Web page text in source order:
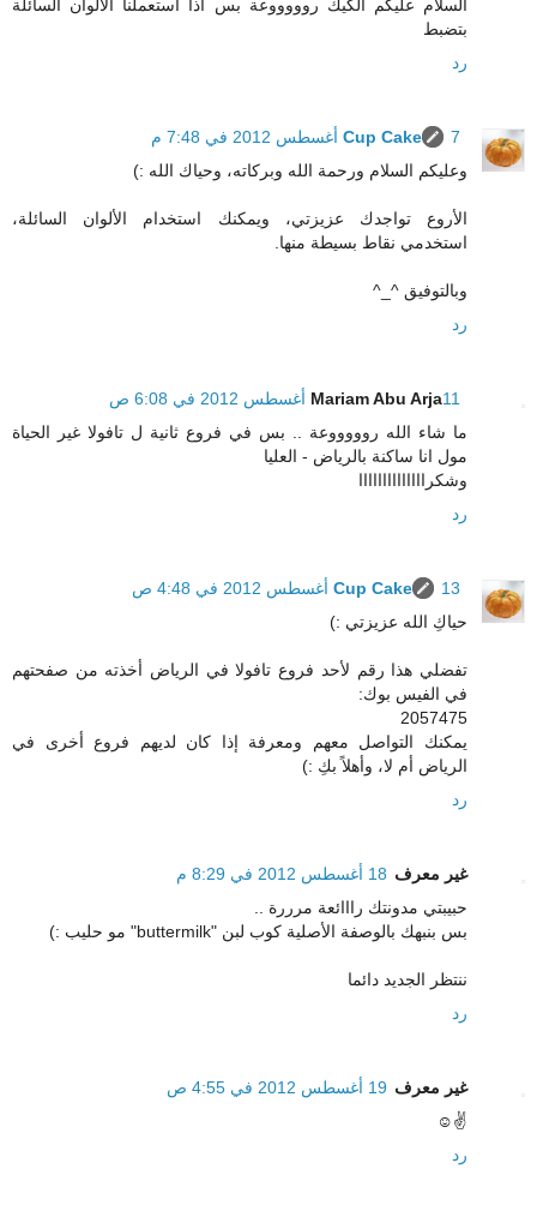
السلام عليكم الكيك روووووعة بس اذا استعملنا الالوان السائلة
بتضبط
رد
Cup Cake
7 أغسطس 2012 في 7:48 م
وعليكم السلام ورحمة الله وبركاته، وحياك الله :)
الأروع تواجدك عزيزتي، ويمكنك استخدام الألوان السائلة،
استخدمي نقاط بسيطة منها.
وبالتوفيق ^_^
رد
Mariam Abu Arja11 أغسطس 2012 في 6:08 ص
ما شاء الله روووووعة .. بس في فروع ثانية ل تافولا غير الحياة
مول انا ساكنة بالرياض - العليا
وشكراااااااااااااا
رد
Cup Cake
13 أغسطس 2012 في 4:48 ص
حياكِ الله عزيزتي :)
تفضلي هذا رقم لأحد فروع تافولا في الرياض أخذته من صفحتهم
في الفيس بوك:
2057475
يمكنك التواصل معهم ومعرفة إذا كان لديهم فروع أخرى في
الرياض أم لا، وأهلاً بكِ :)
رد
غير معرف 18 أغسطس 2012 في 8:29 م
حبيبتي مدونتك رااائعة مرررة ..
بس بنبهك بالوصفة الأصلية كوب لبن "buttermilk" مو حليب :)
ننتظر الجديد دائما
رد
غير معرف 19 أغسطس 2012 في 4:55 ص
✌☺
رد